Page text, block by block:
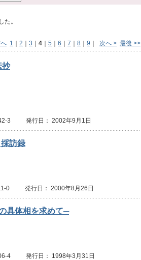
た。
1 2 3 4 5 6 7 8 9 次へ > 最後 >>
抄
3 発行日： 2002年9月1日
訪録
0 発行日： 2000年8月26日
具体相を求めて─
4 発行日： 1998年3月31日